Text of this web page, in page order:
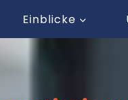
Einblicke